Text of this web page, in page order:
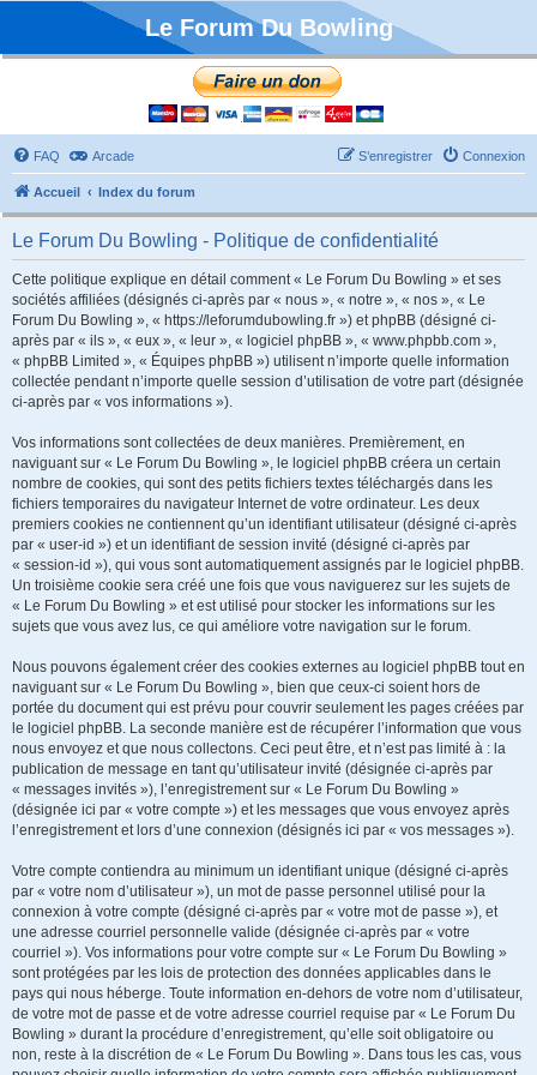
Le Forum Du Bowling
FAQ Arcade Connexion
S’enregistrer
Accueil Index du forum
Le Forum Du Bowling - Politique de confidentialité
Cette politique explique en détail comment « Le Forum Du Bowling » et ses
sociétés affiliées (désignés ci-après par « nous », « notre », « nos », « Le
Forum Du Bowling », « https://leforumdubowling.fr ») et phpBB (désigné ci-
après par « ils », « eux », « leur », « logiciel phpBB », « www.phpbb.com »,
« phpBB Limited », « Équipes phpBB ») utilisent n’importe quelle information
collectée pendant n’importe quelle session d’utilisation de votre part (désignée
ci-après par « vos informations »).
Vos informations sont collectées de deux manières. Premièrement, en
naviguant sur « Le Forum Du Bowling », le logiciel phpBB créera un certain
nombre de cookies, qui sont des petits fichiers textes téléchargés dans les
fichiers temporaires du navigateur Internet de votre ordinateur. Les deux
premiers cookies ne contiennent qu’un identifiant utilisateur (désigné ci-après
par « user-id ») et un identifiant de session invité (désigné ci-après par
« session-id »), qui vous sont automatiquement assignés par le logiciel phpBB.
Un troisième cookie sera créé une fois que vous naviguerez sur les sujets de
« Le Forum Du Bowling » et est utilisé pour stocker les informations sur les
sujets que vous avez lus, ce qui améliore votre navigation sur le forum.
Nous pouvons également créer des cookies externes au logiciel phpBB tout en
naviguant sur « Le Forum Du Bowling », bien que ceux-ci soient hors de
portée du document qui est prévu pour couvrir seulement les pages créées par
le logiciel phpBB. La seconde manière est de récupérer l’information que vous
nous envoyez et que nous collectons. Ceci peut être, et n’est pas limité à : la
publication de message en tant qu’utilisateur invité (désignée ci-après par
« messages invités »), l’enregistrement sur « Le Forum Du Bowling »
(désignée ici par « votre compte ») et les messages que vous envoyez après
l’enregistrement et lors d’une connexion (désignés ici par « vos messages »).
Votre compte contiendra au minimum un identifiant unique (désigné ci-après
par « votre nom d’utilisateur »), un mot de passe personnel utilisé pour la
connexion à votre compte (désigné ci-après par « votre mot de passe »), et
une adresse courriel personnelle valide (désignée ci-après par « votre
courriel »). Vos informations pour votre compte sur « Le Forum Du Bowling »
sont protégées par les lois de protection des données applicables dans le
pays qui nous héberge. Toute information en-dehors de votre nom d’utilisateur,
de votre mot de passe et de votre adresse courriel requise par « Le Forum Du
Bowling » durant la procédure d’enregistrement, qu’elle soit obligatoire ou
non, reste à la discrétion de « Le Forum Du Bowling ». Dans tous les cas, vous